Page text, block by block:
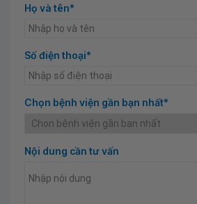
Họ và tên*
Số điện thoại*
Chọn bệnh viện gần bạn nhất*
Nội dung cần tư vấn